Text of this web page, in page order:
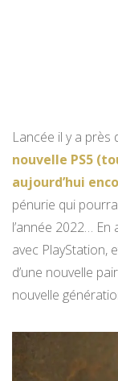
Lancée il y a près
nouvelle PS5
aujourd’hui
pénurie qui
l’année 2022…
avec PlayStation,
d’une nouvelle
nouvelle